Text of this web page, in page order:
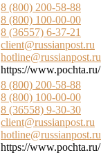
8 (800) 200-58-88
8 (800) 100-00-00
8 (36557) 6-37-21
client@russianpost.ru
hotline@russianpost.ru
https://www.pochta.ru/
8 (800) 200-58-88
8 (800) 100-00-00
8 (36558) 9-30-30
client@russianpost.ru
hotline@russianpost.ru
https://www.pochta.ru/